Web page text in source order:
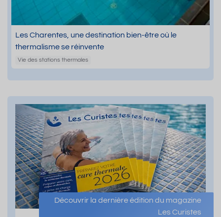
Les Charentes, une destination bien-être où le
thermalisme se réinvente
Vie des stations thermales
Découvrir la dernière édition du magazine
Les Curistes